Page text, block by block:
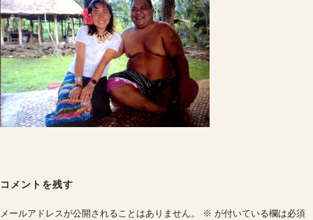
navigation
コメントを残す
メールアドレスが公開されることはありません。 ※ が付いている欄は必須